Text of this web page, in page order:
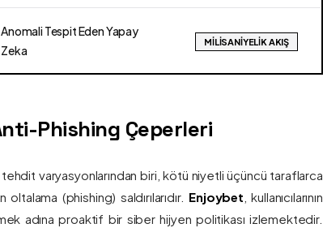
Anomali Tespit Eden Yapay
Zeka
MILISANIYELIK AKIŞ
Phishing Çeperleri
tehdit varyasyonlarından biri, kötü niyetli üçüncü taraflarca
(phishing) saldırılarıdır. Enjoybet , kullanıcılarının
adına proaktif bir siber hijyen politikası izlemektedir.